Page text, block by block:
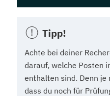
Tipp!
Achte bei deiner
darauf, welche Posten
enthalten sind. Denn je
dass du noch für